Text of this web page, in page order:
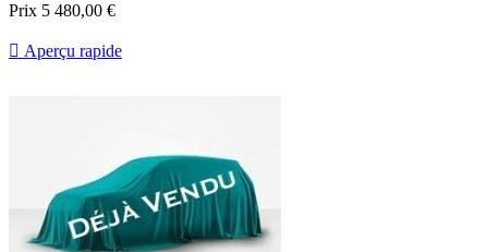
Prix 5 480,00 €
 Aperçu rapide